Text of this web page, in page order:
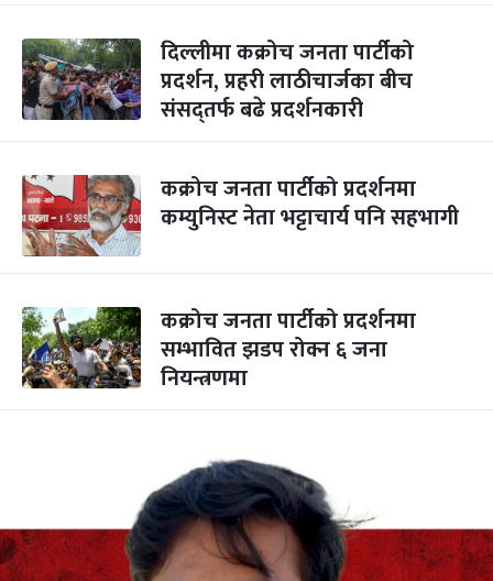
दिल्लीमा कक्रोच जनता पार्टीको
प्रदर्शन, प्रहरी लाठीचार्जका बीच
संसद्‌तर्फ बढे प्रदर्शनकारी
कक्रोच जनता पार्टीको प्रदर्शनमा
कम्युनिस्ट नेता भट्टाचार्य पनि सहभागी
कक्रोच जनता पार्टीको प्रदर्शनमा
सम्भावित झडप रोक्न ६ जना
नियन्त्रणमा